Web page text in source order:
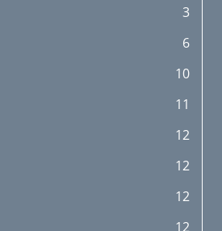
3
6
10
11
12
12
12
12